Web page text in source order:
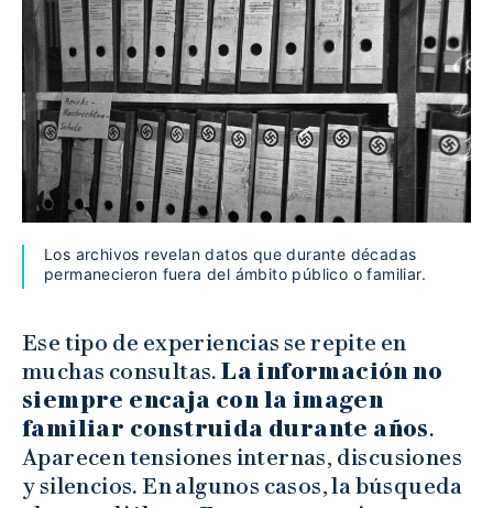
Los archivos revelan datos que durante décadas
permanecieron fuera del ámbito público o familiar.
Ese tipo de experiencias se repite en
muchas consultas.La información no
siempre encaja con la imagen
familiar construida durante años.
Aparecen tensiones internas, discusiones
y silencios. En algunos casos, la búsqueda